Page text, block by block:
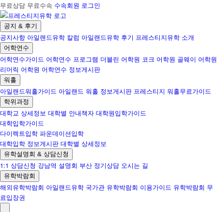
무료상담 무료수속 수속회원 로그인
공지 & 후기
공지사항 아일랜드유학 칼럼 아일랜드유학 후기 프레스티지유학 소개
어학연수
어학연수가이드 어학연수 프로그램 더블린 어학원 코크 어학원 골웨이 어학원
리머릭 어학원 어학연수 정보게시판
워홀
아일랜드워홀가이드 아일랜드 워홀 정보게시판 프레스티지 워홀무료가이드
학위과정
대학교 상세정보 대학별 안내책자 대학원입학가이드
대학입학가이드
다이렉트입학 파운데이션입학
대학입학 정보게시판 대학별 상세정보
유학설명회 & 상담신청
1:1 상담신청 강남역 설명회 부산 정기상담 오시는 길
유학박람회
해외유학박람회 아일랜드유학 국가관 유학박람회 이용가이드 유학박람회 무
료입장권